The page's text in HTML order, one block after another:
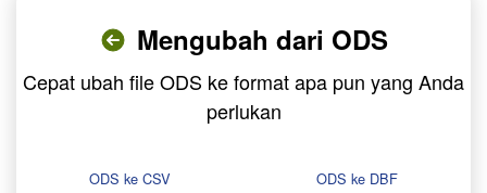
Mengubah dari ODS
Cepat ubah file ODS ke format apa pun yang Anda
perlukan
ODS ke CSV ODS ke DBF